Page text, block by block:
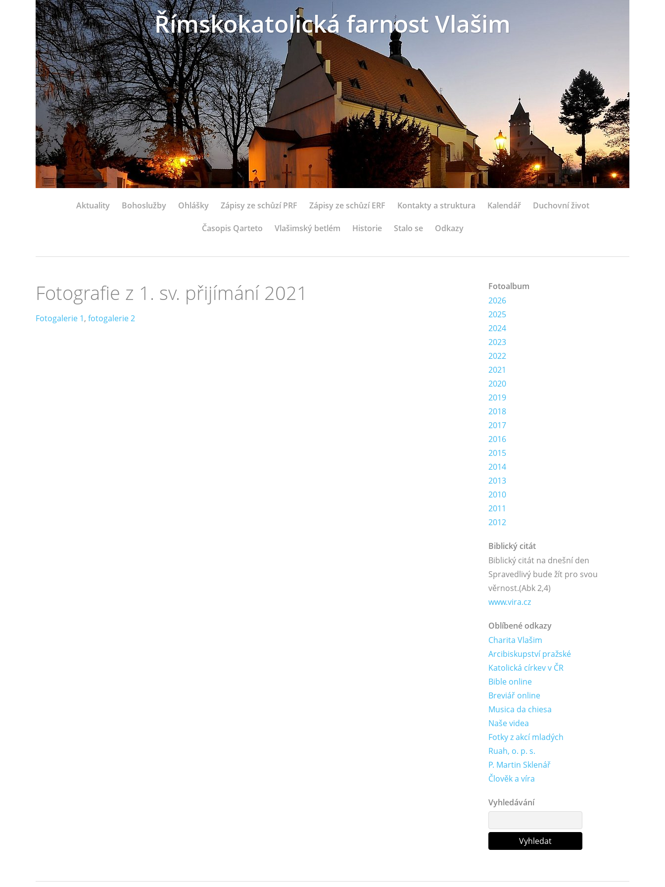
Římskokatolická farnost Vlašim
Aktuality Bohoslužby Ohlášky Zápisy ze schůzí PRF Zápisy ze schůzí ERF Kontakty a struktura Kalendář Duchovní život
Časopis Qarteto Vlašimský betlém Historie Stalo se Odkazy
Fotografie z 1. sv. přijímání 2021
Fotogalerie 1, fotogalerie 2
Fotoalbum
2026
2025
2024
2023
2022
2021
2020
2019
2018
2017
2016
2015
2014
2013
2010
2011
2012
Biblický citát
Biblický citát na dnešní den
Spravedlivý bude žít pro svou
věrnost.(Abk 2,4)
www.vira.cz
Oblíbené odkazy
Charita Vlašim
Arcibiskupství pražské
Katolická církev v ČR
Bible online
Breviář online
Musica da chiesa
Naše videa
Fotky z akcí mladých
Ruah, o. p. s.
P. Martin Sklenář
Člověk a víra
Vyhledávání